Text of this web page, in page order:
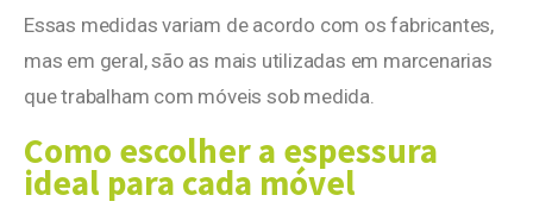
Essas medidas variam de acordo com os fabricantes,
mas em geral, são as mais utilizadas em marcenarias
que trabalham com móveis sob medida.
Como escolher a espessura
ideal para cada móvel